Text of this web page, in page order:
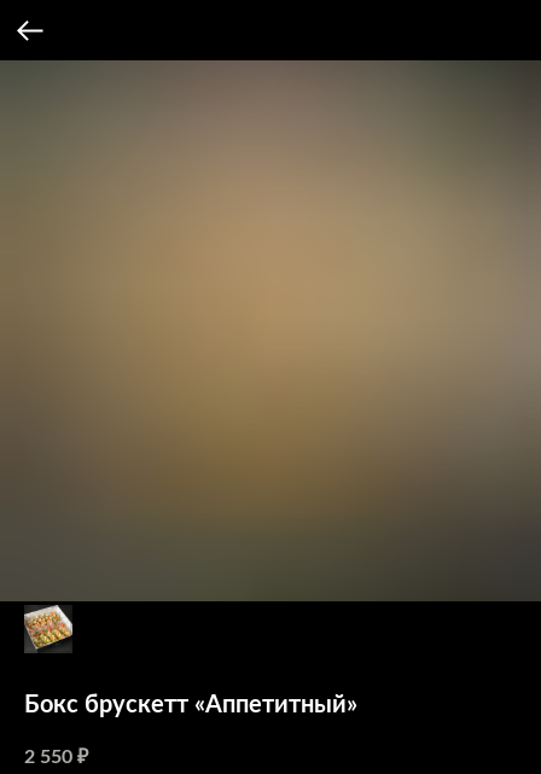
Бокс брускетт «Аппетитный»
2 550 ₽